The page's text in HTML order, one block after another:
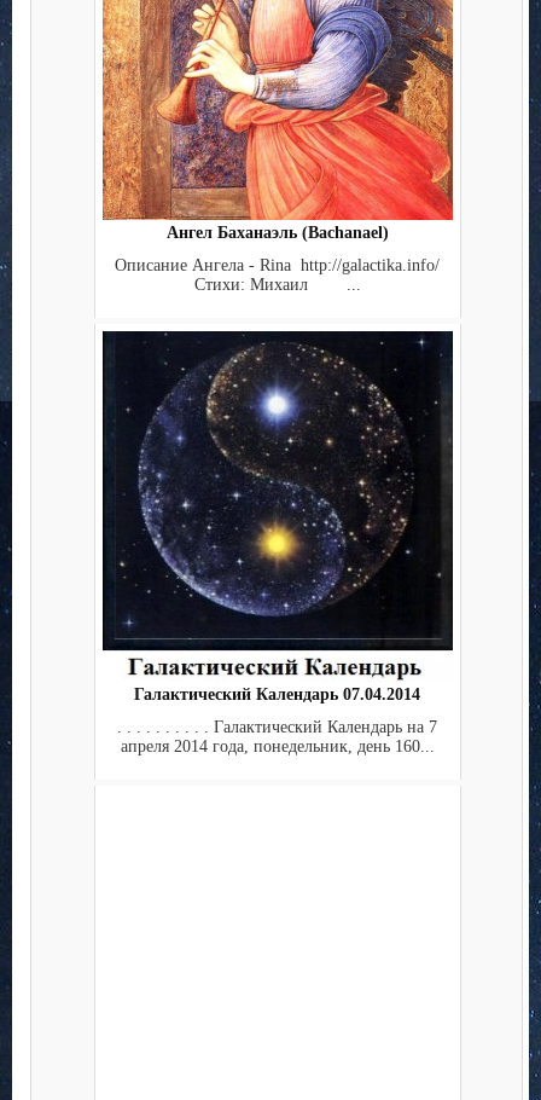
Ангел Баханаэль (Bachanael)
Описание Ангела - Rina http://galactika.info/
Стихи: Михаил ...
Галактический Календарь 07.04.2014
. . . . . . . . . . Галактический Календарь на 7
апреля 2014 года, понедельник, день 160...